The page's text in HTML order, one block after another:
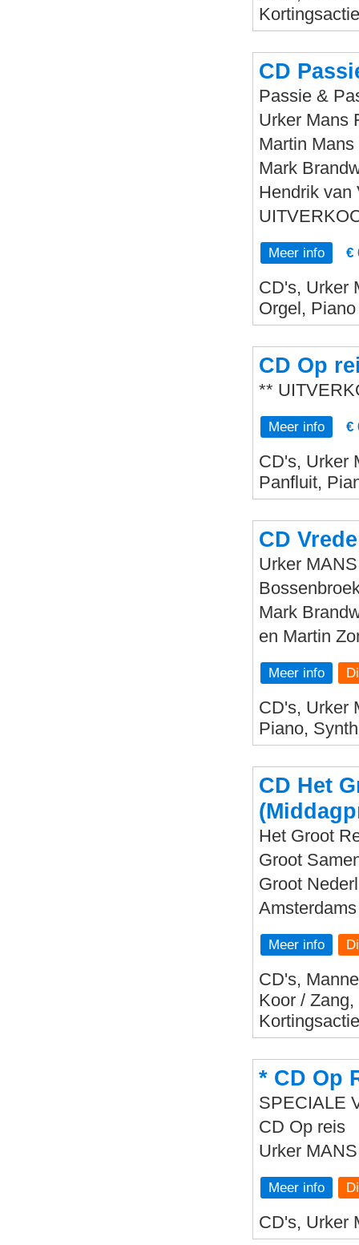
CD
Passie &
Urker Mans
Martin
Mark
Hendrik van
Meer info €
CD's, Urker
Orgel, Piano
CD Op
**
Meer info €
CD's, Urker
Panfluit,
CD
Urker
Mark
en Martin
Meer info
CD's, Urker
Piano,
CD Het
Het Groot
Groot
Groot
Meer info
CD's,
Koor /
* CD Op
SPECIALE
CD Op reis
Urker
Meer info
CD's, Urker